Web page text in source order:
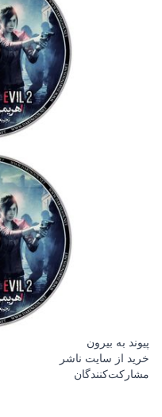
پیوند به بیرون
خرید از سایت ناشر
مشارکت‌کنندگان